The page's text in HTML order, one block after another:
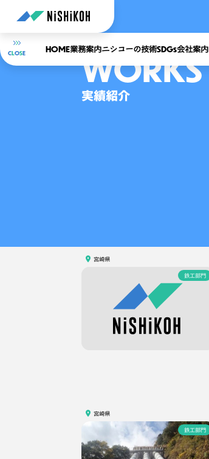
CLOSE HOME業務案内ニシコーの技術SDGs会社案内
WORKS
実績紹介
宮崎県
鉄工部門
宮崎県
鉄工部門